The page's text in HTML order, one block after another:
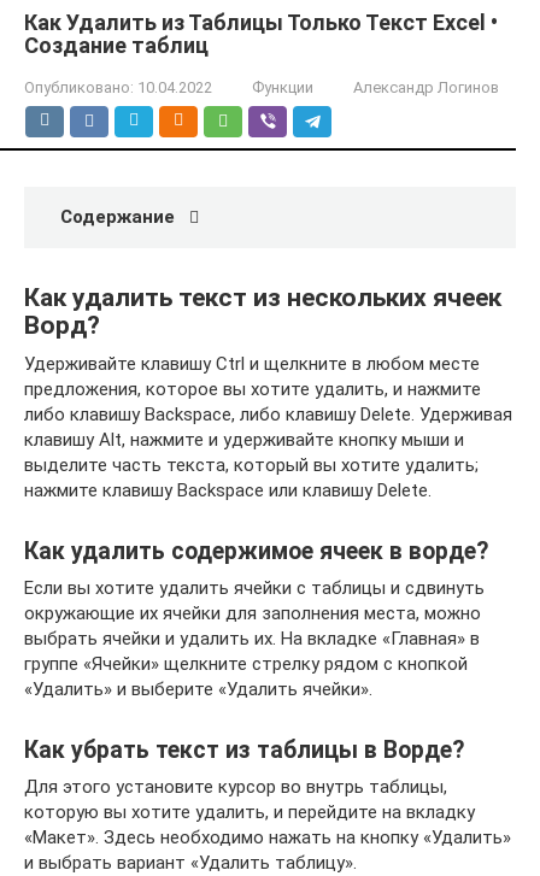
Как Удалить из Таблицы Только Текст Excel •
Создание таблиц
Опубликовано: 10.04.2022 Функции Александр Логинов
Содержание
Как удалить текст из нескольких ячеек
Ворд?
Удерживайте клавишу Ctrl и щелкните в любом месте
предложения, которое вы хотите удалить, и нажмите
либо клавишу Backspace, либо клавишу Delete. Удерживая
клавишу Alt, нажмите и удерживайте кнопку мыши и
выделите часть текста, который вы хотите удалить;
нажмите клавишу Backspace или клавишу Delete.
Как удалить содержимое ячеек в ворде?
Если вы хотите удалить ячейки с таблицы и сдвинуть
окружающие их ячейки для заполнения места, можно
выбрать ячейки и удалить их. На вкладке «Главная» в
группе «Ячейки» щелкните стрелку рядом с кнопкой
«Удалить» и выберите «Удалить ячейки».
Как убрать текст из таблицы в Ворде?
Для этого установите курсор во внутрь таблицы,
которую вы хотите удалить, и перейдите на вкладку
«Макет». Здесь необходимо нажать на кнопку «Удалить»
и выбрать вариант «Удалить таблицу».